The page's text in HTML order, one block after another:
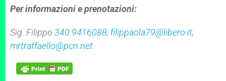
Per informazioni e prenotazioni:
Sig. Filippo 340.9416088; filippaola79@libero.it;
mrtraffaello@pcn.net